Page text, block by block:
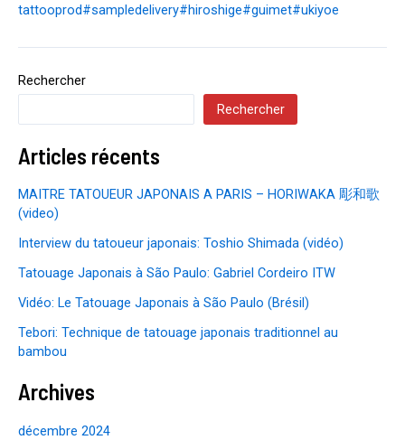
tattooprod#sampledelivery#hiroshige#guimet#ukiyoe
Rechercher
Rechercher
Articles récents
MAITRE TATOUEUR JAPONAIS A PARIS – HORIWAKA 彫和歌
(video)
Interview du tatoueur japonais: Toshio Shimada (vidéo)
Tatouage Japonais à São Paulo: Gabriel Cordeiro ITW
Vidéo: Le Tatouage Japonais à São Paulo (Brésil)
Tebori: Technique de tatouage japonais traditionnel au
bambou
Archives
décembre 2024